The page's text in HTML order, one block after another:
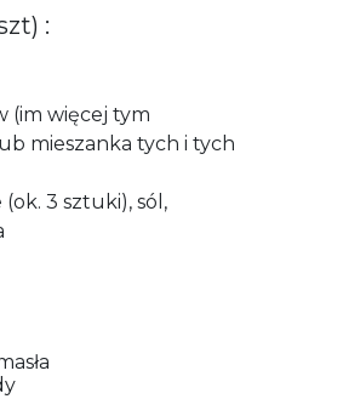
:
(im więcej tym
mieszanka tych i tych
3 sztuki), sól,